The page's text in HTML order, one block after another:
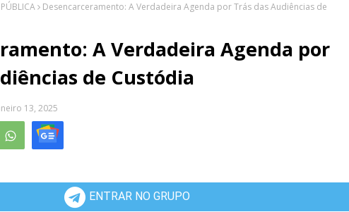
PÚBLICA
Desencarceramento: A Verdadeira Agenda por Trás das Audiências de
A Verdadeira Agenda por
de Custódia
13, 2025
ENTRAR NO GRUPO